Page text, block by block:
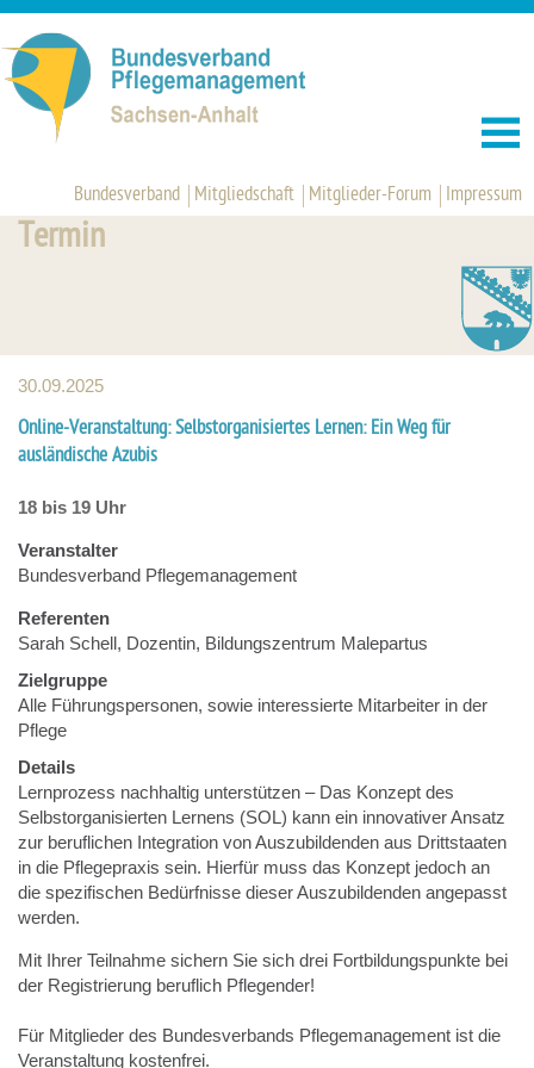
Bundesverband Mitgliedschaft Mitglieder-Forum Impressum
Termin
30.09.2025
Online-Veranstaltung: Selbstorganisiertes Lernen: Ein Weg für
ausländische Azubis
18 bis 19 Uhr
Veranstalter
Bundesverband Pflegemanagement
Referenten
Sarah Schell, Dozentin, Bildungszentrum Malepartus
Zielgruppe
Alle Führungspersonen, sowie interessierte Mitarbeiter in der
Pflege
Details
Lernprozess nachhaltig unterstützen – Das Konzept des
Selbstorganisierten Lernens (SOL) kann ein innovativer Ansatz
zur beruflichen Integration von Auszubildenden aus Drittstaaten
in die Pflegepraxis sein. Hierfür muss das Konzept jedoch an
die spezifischen Bedürfnisse dieser Auszubildenden angepasst
werden.
Mit Ihrer Teilnahme sichern Sie sich drei Fortbildungspunkte bei
der Registrierung beruflich Pflegender!
Für Mitglieder des Bundesverbands Pflegemanagement ist die
Veranstaltung kostenfrei.